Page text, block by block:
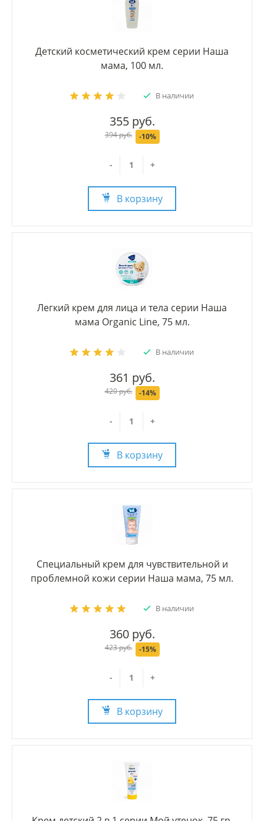
Детский косметический крем серии Наша
мама, 100 мл.
В наличии
355 руб.
394 руб. -10%
- +
В корзину
Легкий крем для лица и тела серии Наша
мама Organic Line, 75 мл.
В наличии
361 руб.
420 руб. -14%
- +
В корзину
Специальный крем для чувствительной и
проблемной кожи серии Наша мама, 75 мл.
В наличии
360 руб.
423 руб. -15%
- +
В корзину